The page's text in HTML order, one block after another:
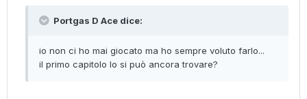
Portgas D Ace dice:
io non ci ho mai giocato ma ho sempre voluto farlo...
il primo capitolo lo si può ancora trovare?